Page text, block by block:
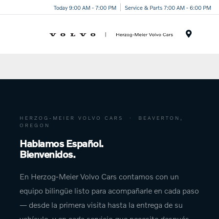
Today 9:00 AM - 7:00 PM Service & Parts 7:00 AM - 6:00 PM
HERZOG-MEIER VOLVO CARS · BEAVERTON,
OREGON
Hablamos Español.
Bienvenidos.
En Herzog-Meier Volvo Cars contamos con un
equipo bilingüe listo para acompañarle en cada paso
— desde la primera visita hasta la entrega de su